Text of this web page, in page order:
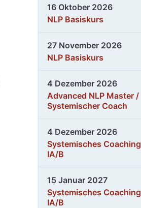
16 Oktober 2026
NLP Basiskurs
27 November 2026
NLP Basiskurs
4 Dezember 2026
Advanced NLP Master /
Systemischer Coach
4 Dezember 2026
Systemisches Coaching
IA/B
15 Januar 2027
Systemisches Coaching
IA/B